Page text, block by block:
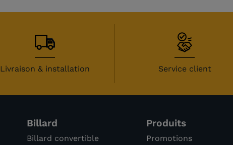
Livraison & installation Service client
Billard
Billard convertible
Produits
Promotions